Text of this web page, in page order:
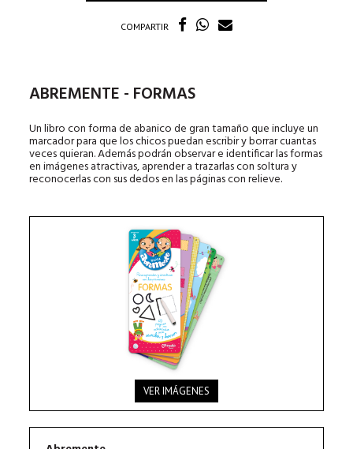
COMPARTIR
ABREMENTE - FORMAS
Un libro con forma de abanico de gran tamaño que incluye un
marcador para que los chicos puedan escribir y borrar cuantas
veces quieran. Además podrán observar e identificar las formas
en imágenes atractivas, aprender a trazarlas con soltura y
reconocerlas con sus dedos en las páginas con relieve.
VER IMÁGENES